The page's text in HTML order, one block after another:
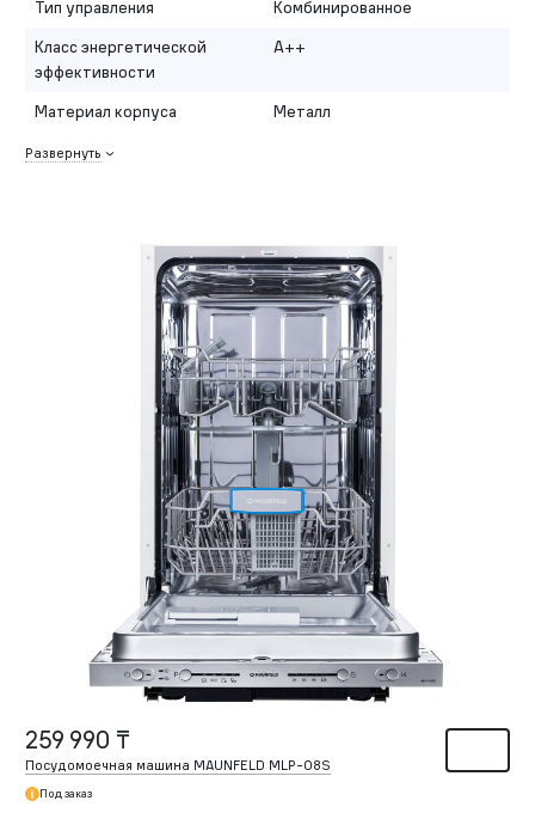
Тип управления
Комбинированное
Класс энергетической
эффективности
A++
Материал корпуса Металл
Развернуть
259 990 ₸
Посудомоечная машина MAUNFELD MLP-08S
Под заказ